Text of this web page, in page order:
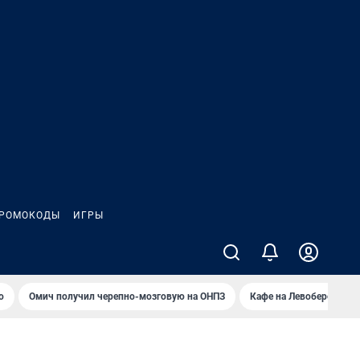
ИГРЫ
Омич получил черепно-мозговую на ОНПЗ Кафе на Левобережье